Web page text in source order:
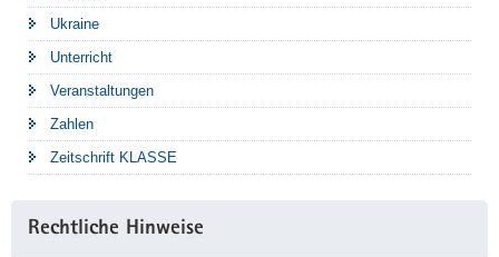
Ukraine
Unterricht
Veranstaltungen
Zahlen
Zeitschrift KLASSE
Rechtliche Hinweise